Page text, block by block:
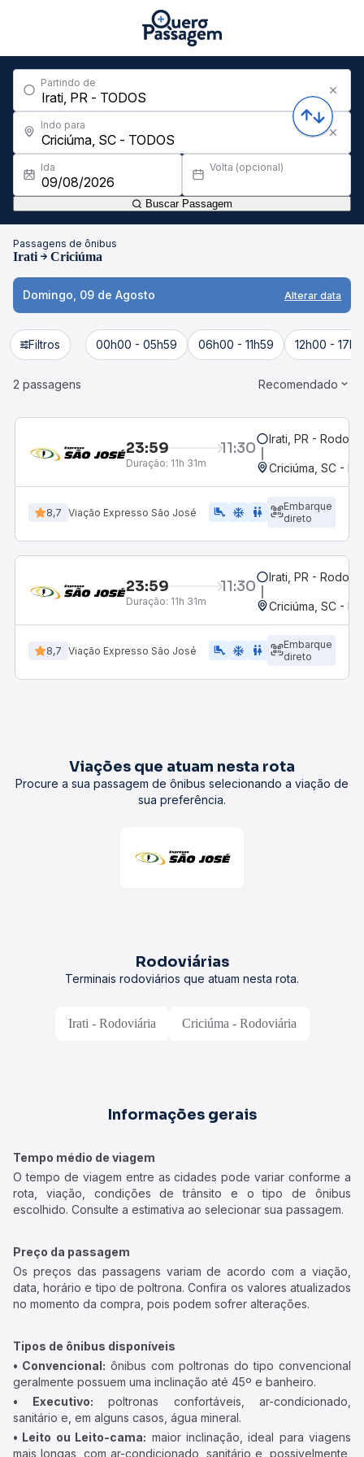
Partindo de
Indo para
Ida Volta (opcional)
Buscar Passagem
Passagens de ônibus
Irati Criciúma
Domingo, 09 de Agosto Alterar data
Filtros 00h00 - 05h59 06h00 - 11h59 12h00 -
2 passagens Recomendado
23:59 11:30
Duração: 11h 31m
Irati, PR -
Criciúma, SC -
8,7 Viação Expresso São José airline_seat_legroom_extra ac_unit WC
Embarque
direto
23:59 11:30
Duração: 11h 31m
Irati, PR -
Criciúma, SC -
8,7 Viação Expresso São José airline_seat_legroom_extra ac_unit wc
Embarque
direto
Viações que atuam nesta rota
Procure a sua passagem de ônibus selecionando a viação de
sua preferência.
Rodoviárias
Terminais rodoviários que atuam nesta rota.
Irati - Rodoviária Criciúma - Rodoviária
Informações gerais
Tempo médio de viagem
O tempo de viagem entre as cidades pode variar conforme a
rota, viação, condições de trânsito e o tipo de ônibus
escolhido. Consulte a estimativa ao selecionar sua passagem.
Preço da passagem
Os preços das passagens variam de acordo com a viação,
data, horário e tipo de poltrona. Confira os valores atualizados
no momento da compra, pois podem sofrer alterações.
Tipos de ônibus disponíveis
• Convencional: ônibus com poltronas do tipo convencional
geralmente possuem uma inclinação até 45º e banheiro.
• Executivo: poltronas confortáveis, ar-condicionado,
sanitário e, em alguns casos, água mineral.
• Leito ou Leito-cama: maior inclinação, ideal para viagens
mais longas, com ar-condicionado, sanitário e, possivelmente,